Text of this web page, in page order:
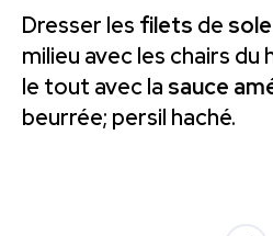
Dresser les filets de sole
milieu avec les chairs
le tout avec la sauce
beurrée; persil haché.